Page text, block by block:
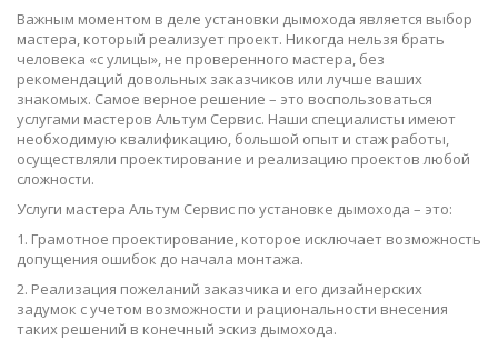
Важным моментом в деле установки дымохода является выбор
мастера, который реализует проект. Никогда нельзя брать
человека «с улицы», не проверенного мастера, без
рекомендаций довольных заказчиков или лучше ваших
знакомых. Самое верное решение – это воспользоваться
услугами мастеров Альтум Сервис. Наши специалисты имеют
необходимую квалификацию, большой опыт и стаж работы,
осуществляли проектирование и реализацию проектов любой
сложности.
Услуги мастера Альтум Сервис по установке дымохода – это:
1. Грамотное проектирование, которое исключает возможность
допущения ошибок до начала монтажа.
2. Реализация пожеланий заказчика и его дизайнерских
задумок с учетом возможности и рациональности внесения
таких решений в конечный эскиз дымохода.